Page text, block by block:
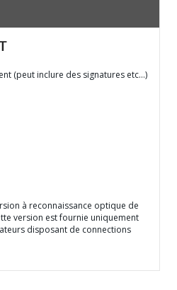
(peut inclure des signatures etc…)
à reconnaissance optique de
version est fournie uniquement
disposant de connections